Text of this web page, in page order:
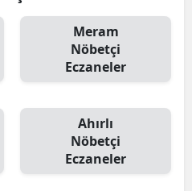
Meram
Nöbetçi
Eczaneler
Ahırlı
Nöbetçi
Eczaneler